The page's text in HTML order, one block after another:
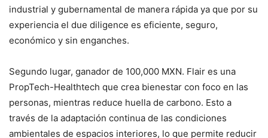
industrial y gubernamental de manera rápida ya que por su
experiencia el due diligence es eficiente, seguro,
económico y sin enganches.
Segundo lugar, ganador de 100,000 MXN. Flair es una
PropTech-Healthtech que crea bienestar con foco en las
personas, mientras reduce huella de carbono. Esto a
través de la adaptación continua de las condiciones
ambientales de espacios interiores, lo que permite reducir